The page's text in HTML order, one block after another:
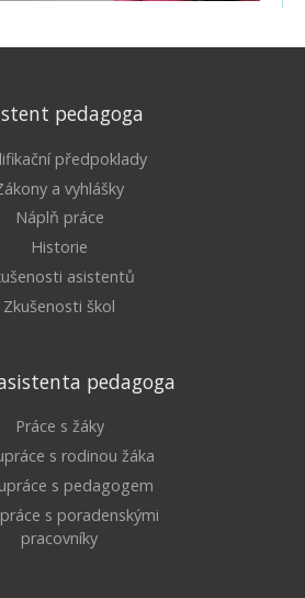
pedagoga
předpoklady
a vyhlášky
Náplň práce
Historie
asistentů
Zkušenosti škol
pedagoga
Práce s žáky
s rodinou žáka
s pedagogem
s poradenskými
pracovníky